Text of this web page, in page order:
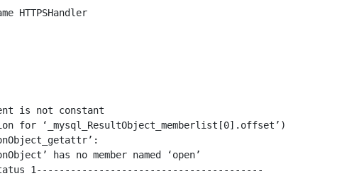
is not constant
for ‘_mysql_ResultObject_memberlist[0].offset’)
has no member named ‘open’
status 1----------------------------------------